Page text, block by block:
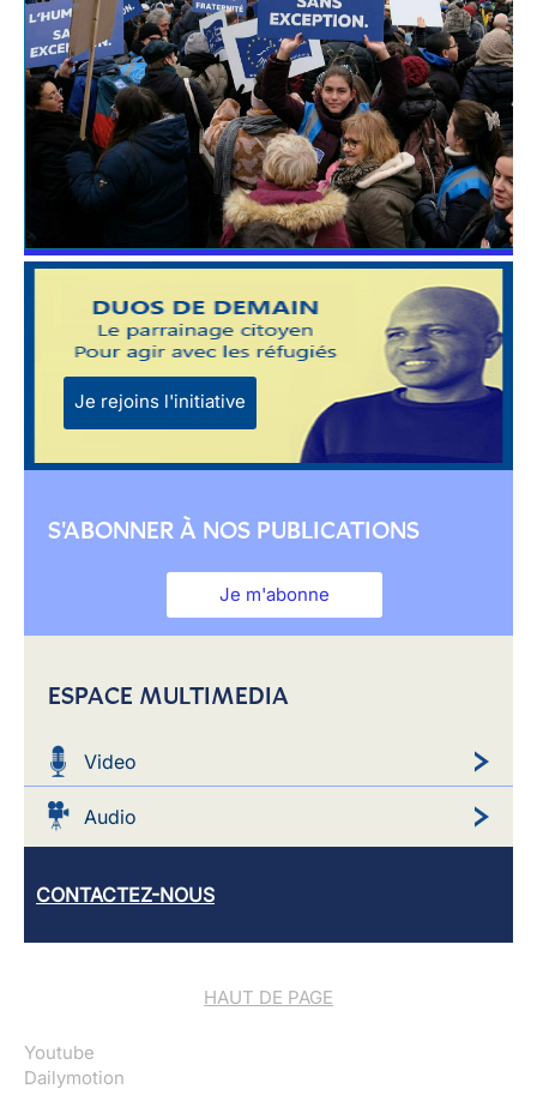
Je rejoins l'initiative
S'ABONNER À NOS PUBLICATIONS
Je m'abonne
ESPACE MULTIMEDIA
Video
Audio
CONTACTEZ-NOUS
HAUT DE PAGE
Youtube
Dailymotion